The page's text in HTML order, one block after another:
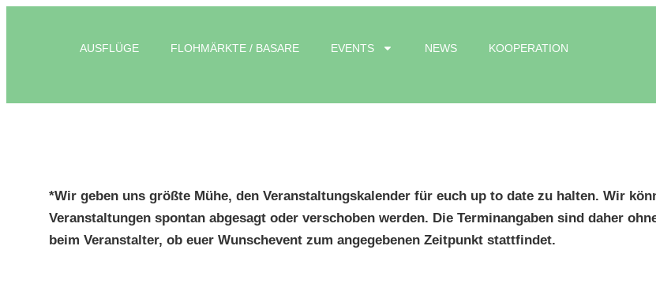
AUSFLÜGE FLOHMÄRKTE / BASARE EVENTS NEWS KOOPERATION
*Wir geben uns größte Mühe, den Veranstaltungskalender für euch up to date zu halten. Wir
Veranstaltungen spontan abgesagt oder verschoben werden. Die Terminangaben sind daher
beim Veranstalter, ob euer Wunschevent zum angegebenen Zeitpunkt stattfindet.